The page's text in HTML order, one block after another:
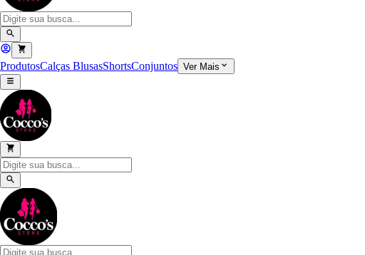
ProdutosCalças BlusasShortsConjuntos Ver Mais